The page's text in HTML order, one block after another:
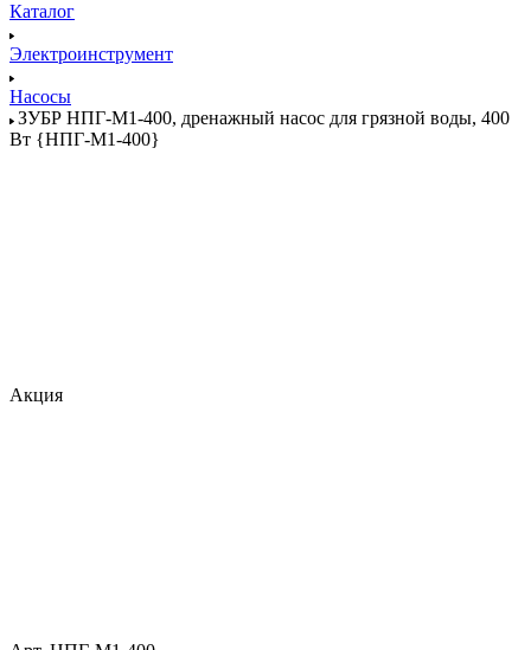
Каталог
Электроинструмент
Насосы
ЗУБР НПГ-М1-400, дренажный насос для грязной воды, 400
Вт {НПГ-М1-400}
Акция